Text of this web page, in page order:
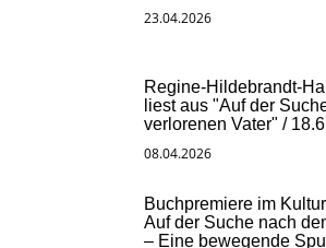
23.04.2026
Regine-Hildebrandt-
liest aus "Auf der
verlorenen Vater" /
08.04.2026
Buchpremiere im
Auf der Suche nach
– Eine bewegende